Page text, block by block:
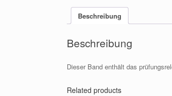
Beschreibung
Beschreibung
Dieser Band enthält das
Related products